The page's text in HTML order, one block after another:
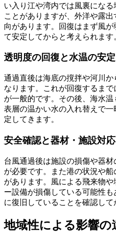
い入り江や湾内では風裏にな
ことがありますが、外洋や露
向があります。回復はまず風
て安定してからと考えられます
透明度の回復と水温の安定
通過直後は海底の撹拌や河川か
なります。これが回復するま
が一般的です。その後、海水
表層の温かい水の入れ替えで
定してきます。
安全確認と器材・施設対応
台風通過後は施設の損傷や器
が必要です。また港の状況や
があります。風による飛来物
ー設備が損傷している可能性
に復旧していることを確認して
地域性による影響の